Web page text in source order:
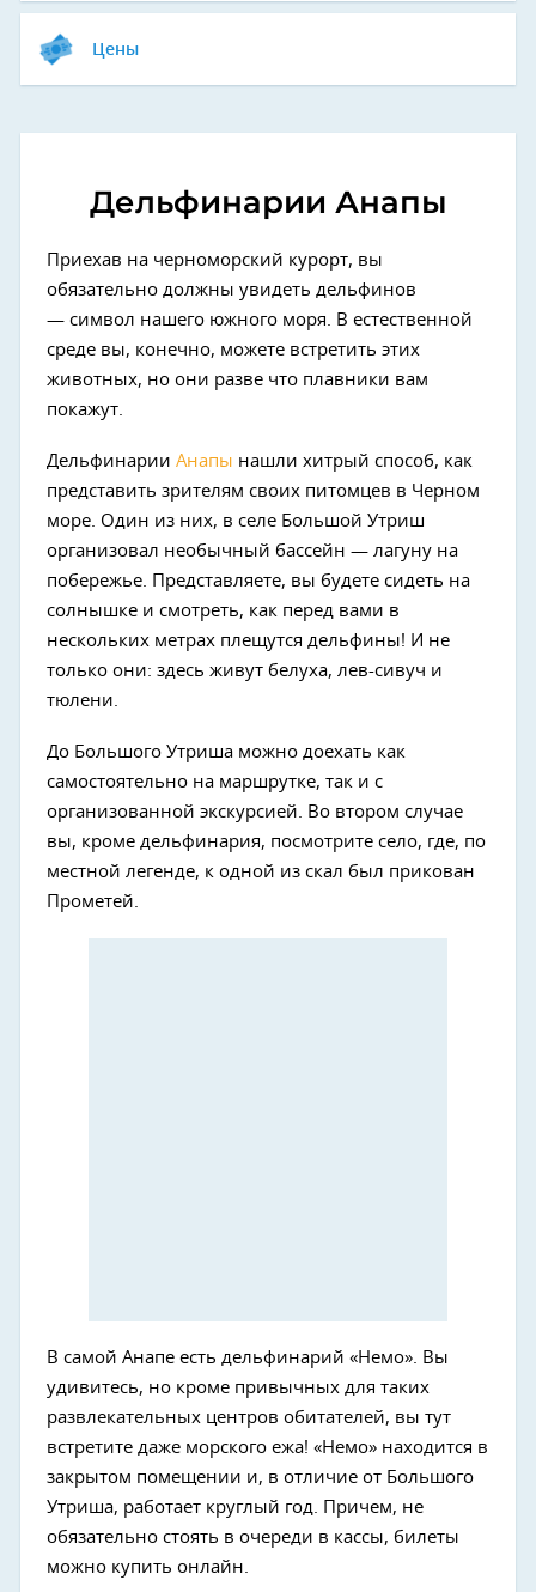
Цены
Дельфинарии Анапы
Приехав на черноморский курорт, вы
обязательно должны увидеть дельфинов
— символ нашего южного моря. В естественной
среде вы, конечно, можете встретить этих
животных, но они разве что плавники вам
покажут.
Дельфинарии Анапы нашли хитрый способ, как
представить зрителям своих питомцев в Черном
море. Один из них, в селе Большой Утриш
организовал необычный бассейн — лагуну на
побережье. Представляете, вы будете сидеть на
солнышке и смотреть, как перед вами в
нескольких метрах плещутся дельфины! И не
только они: здесь живут белуха, лев-сивуч и
тюлени.
До Большого Утриша можно доехать как
самостоятельно на маршрутке, так и с
организованной экскурсией. Во втором случае
вы, кроме дельфинария, посмотрите село, где, по
местной легенде, к одной из скал был прикован
Прометей.
В самой Анапе есть дельфинарий «Немо». Вы
удивитесь, но кроме привычных для таких
развлекательных центров обитателей, вы тут
встретите даже морского ежа! «Немо» находится в
закрытом помещении и, в отличие от Большого
Утриша, работает круглый год. Причем, не
обязательно стоять в очереди в кассы, билеты
можно купить онлайн.